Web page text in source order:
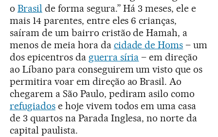
o Brasil de forma segura.” Há 3 meses, ele e
mais 14 parentes, entre eles 6 crianças,
saíram de um bairro cristão de Hamah, a
menos de meia hora da cidade de Homs – um
dos epicentros da guerra síria – em direção
ao Líbano para conseguirem um visto que os
permitira voar em direção ao Brasil. Ao
chegarem a São Paulo, pediram asilo como
refugiadose hoje vivem todos em uma casa
de 3 quartos na Parada Inglesa, no norte da
capital paulista.